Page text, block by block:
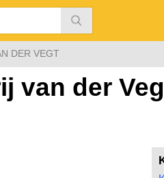
DER VEGT
van der